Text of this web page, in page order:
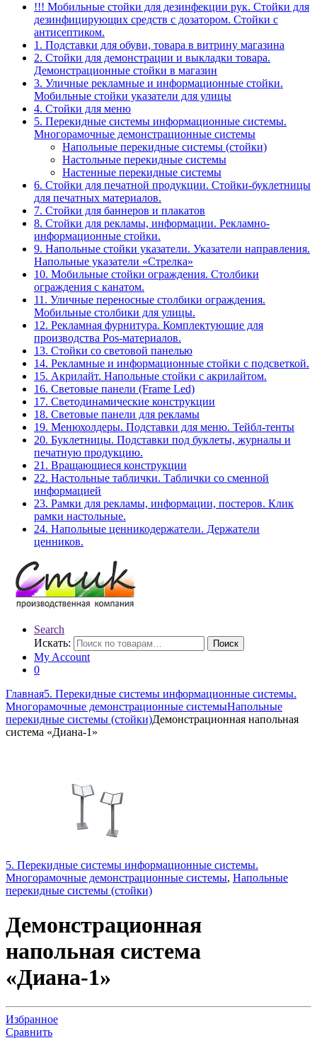
!!! Мобильные стойки для дезинфекции рук. Стойки для
дезинфицирующих средств с дозатором. Стойки с
антисептиком.
1. Подставки для обуви, товара в витрину магазина
2. Стойки для демонстрации и выкладки товара.
Демонстрационные стойки в магазин
3. Уличные рекламные и информационные стойки.
Мобильные стойки указатели для улицы
4. Стойки для меню
5. Перекидные системы информационные системы.
Многорамочные демонстрационные системы
Напольные перекидные системы (стойки)
Настольные перекидные системы
Настенные перекидные системы
6. Стойки для печатной продукции. Стойки-буклетницы
для печатных материалов.
7. Стойки для баннеров и плакатов
8. Стойки для рекламы, информации. Рекламно-
информационные стойки.
9. Напольные стойки указатели. Указатели направления.
Напольные указатели «Стрелка»
10. Мобильные стойки ограждения. Столбики
ограждения с канатом.
11. Уличные переносные столбики ограждения.
Мобильные столбики для улицы.
12. Рекламная фурнитура. Комплектующие для
производства Pos-материалов.
13. Стойки со световой панелью
14. Рекламные и информационные стойки с подсветкой.
15. Акрилайт. Напольные стойки с акрилайтом.
16. Световые панели (Frame Led)
17. Светодинамические конструкции
18. Световые панели для рекламы
19. Менюхолдеры. Подставки для меню. Тейбл-тенты
20. Буклетницы. Подставки под буклеты, журналы и
печатную продукцию.
21. Вращающиеся конструкции
22. Настольные таблички. Таблички со сменной
информацией
23. Рамки для рекламы, информации, постеров. Клик
рамки настольные.
24. Напольные ценникодержатели. Держатели
ценников.
Search
Искать:
Поиск
My Account
0
Главная5. Перекидные системы информационные системы.
Многорамочные демонстрационные системыНапольные
перекидные системы (стойки)Демонстрационная напольная
система «Диана-1»
5. Перекидные системы информационные системы.
Многорамочные демонстрационные системы, Напольные
перекидные системы (стойки)
Демонстрационная
напольная система
«Диана-1»
Избранное
Сравнить